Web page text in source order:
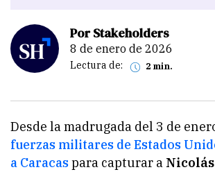
Por Stakeholders
8 de enero de 2026
Lectura de: 2 min.
Desde la madrugada del 3 de
fuerzas militares de Estados
a Caracaspara capturar a